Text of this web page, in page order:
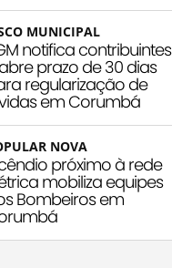
MUNICIPAL
notifica contribuintes
prazo de 30 dias
regularização de
em Corumbá
NOVA
próximo à rede
mobiliza equipes
Bombeiros em